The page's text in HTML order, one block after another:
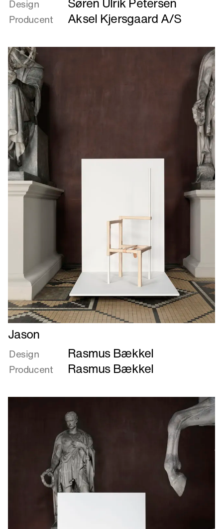
INSIDEOUT
Design
Producent Aksel Kjersgaard A/S
Læs
mere
om
Jason
Jason
Design Rasmus Bækkel
Producent Rasmus Bækkel